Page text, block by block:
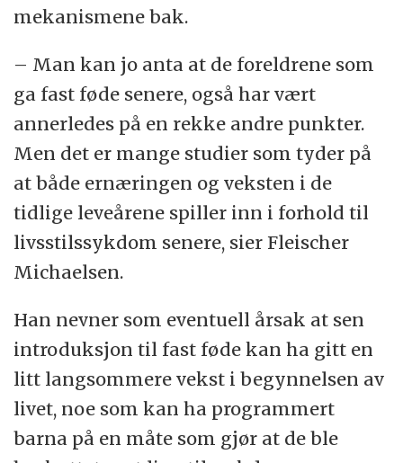
mekanismene bak.
– Man kan jo anta at de foreldrene som
ga fast føde senere, også har vært
annerledes på en rekke andre punkter.
Men det er mange studier som tyder på
at både ernæringen og veksten i de
tidlige leveårene spiller inn i forhold til
livsstilssykdom senere, sier Fleischer
Michaelsen.
Han nevner som eventuell årsak at sen
introduksjon til fast føde kan ha gitt en
litt langsommere vekst i begynnelsen av
livet, noe som kan ha programmert
barna på en måte som gjør at de ble